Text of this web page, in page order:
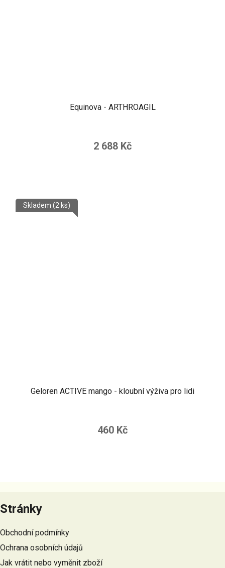
Equinova - ARTHROAGIL
2 688 Kč
Geloren ACTIVE mango - kloubní výživa pro lidi
Skladem (2 ks)
460 Kč
á
p
a
t
í
Stránky
Obchodní podmínky
Ochrana osobních údajů
Jak vrátit nebo vyměnit zboží